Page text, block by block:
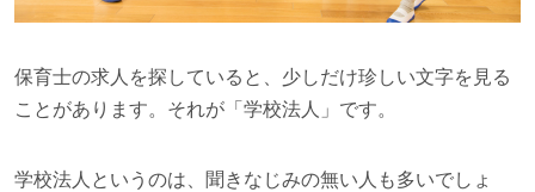
保育士の求人を探していると、少しだけ珍しい文字を見る
ことがあります。それが「学校法人」です。
学校法人というのは、聞きなじみの無い人も多いでしょ